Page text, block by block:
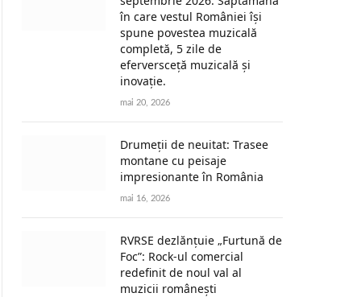
în care vestul României își
spune povestea muzicală
completă, 5 zile de
eferversceță muzicală și
inovație.
mai 20, 2026
Drumeții de neuitat: Trasee
montane cu peisaje
impresionante în România
mai 16, 2026
RVRSE dezlănțuie „Furtună de
Foc”: Rock-ul comercial
redefinit de noul val al
muzicii românești